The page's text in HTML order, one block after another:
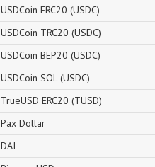
USDCoin ERC20 (USDC)
USDCoin TRC20 (USDC)
USDCoin BEP20 (USDC)
USDCoin SOL (USDC)
TrueUSD ERC20 (TUSD)
Pax Dollar
DAI